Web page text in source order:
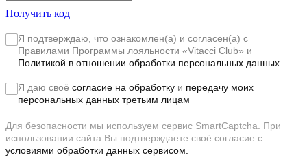
Получить код
Я подтверждаю, что ознакомлен(а) и согласен(а) с
Правилами Программы лояльности «Vitacci Club» и
Политикой в отношении обработки персональных данных.
Я даю своё согласие на обработку и передачу моих
персональных данных третьим лицам
Для безопасности мы используем сервис SmartCaptcha. При
использовании сайта Вы подтверждаете своё согласие с
условиями обработки данных сервисом.